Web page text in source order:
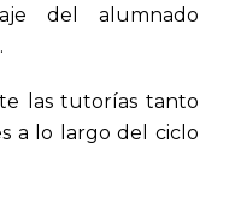
del alumnado
las tutorías tanto
a lo largo del ciclo